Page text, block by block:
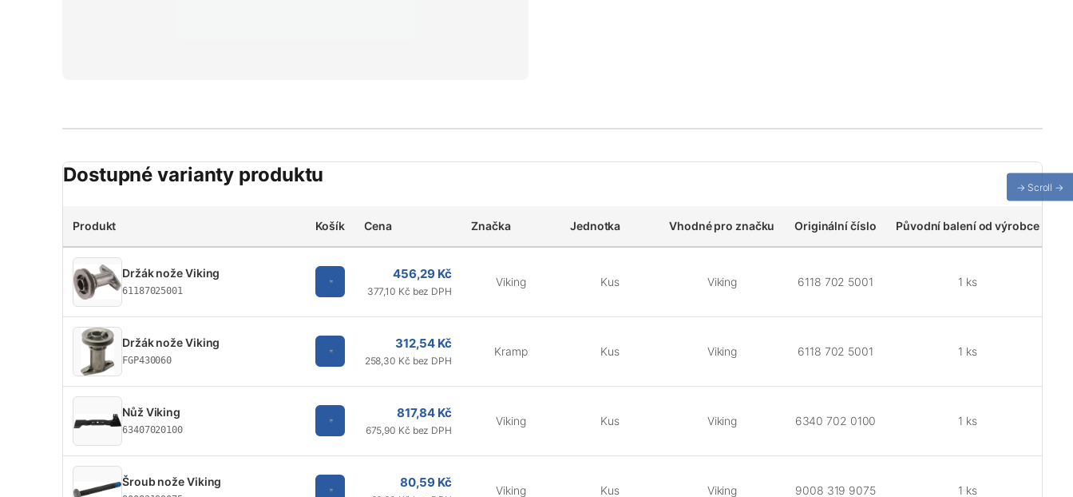
Dostupné varianty produktu
Produkt Košík Cena Značka Jednotka Vhodné pro značku Originální číslo Původní balení od výrobce
Držák nože Viking
61187025001
456,29 Kč
377,10 Kč bez DPH
Viking Kus Viking 6118 702 5001 1 ks
Držák nože Viking
FGP430060
312,54 Kč
258,30 Kč bez DPH
Kramp Kus Viking 6118 702 5001 1 ks
Nůž Viking
63407020100
817,84 Kč
675,90 Kč bez DPH
Viking Kus Viking 6340 702 0100 1 ks
Šroub nože Viking 80,59 Kč
Viking Kus Viking 9008 319 9075 1 ks
→ Scroll →